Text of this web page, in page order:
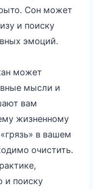
Сон может
и поиску
эмоций.
может
мысли и
вам
жизненному
в вашем
очистить.
и поиску